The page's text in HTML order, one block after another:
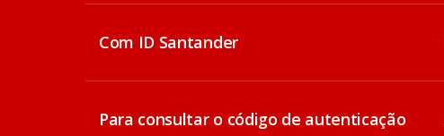
Com ID Santander
Para consultar o código de autenticação